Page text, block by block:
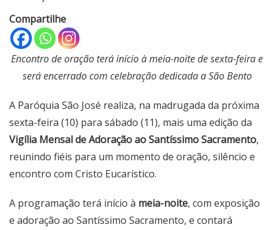
Compartilhe
Encontro de oração terá início à meia-noite de sexta-feira e
será encerrado com celebração dedicada a São Bento
A Paróquia São José realiza, na madrugada da próxima
sexta-feira (10) para sábado (11), mais uma edição da
Vigília Mensal de Adoração ao Santíssimo Sacramento,
reunindo fiéis para um momento de oração, silêncio e
encontro com Cristo Eucarístico.
A programação terá início à meia-noite, com exposição
e adoração ao Santíssimo Sacramento, e contará